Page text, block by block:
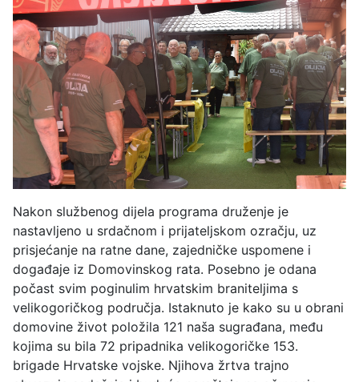
Nakon službenog dijela programa druženje je
nastavljeno u srdačnom i prijateljskom ozračju, uz
prisjećanje na ratne dane, zajedničke uspomene i
događaje iz Domovinskog rata. Posebno je odana
počast svim poginulim hrvatskim braniteljima s
velikogoričkog područja. Istaknuto je kako su u obrani
domovine život položila 121 naša sugrađana, među
kojima su bila 72 pripadnika velikogoričke 153.
brigade Hrvatske vojske. Njihova žrtva trajno